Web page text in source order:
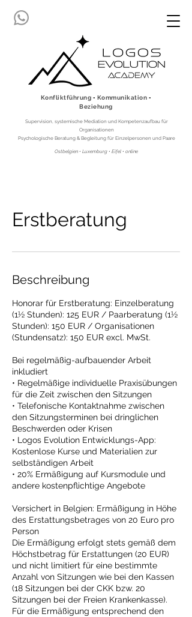
Ostbelgien • Luxemburg • Eifel • online
Konfliktführung ▪ Kommunikation ▪
Beziehung
Supervision, systemische Mediation und Kompetenzaufbau für
Organisationen
Psychologische Beratung & Begleitung für Einzelpersonen und Paare
Erstberatung
Beschreibung
Honorar für Erstberatung: Einzelberatung
(1½ Stunden): 125 EUR / Paarberatung (1½
Stunden): 150 EUR / Organisationen
(Stundensatz): 150 EUR excl. MwSt.
Bei regelmäßig-aufbauender Arbeit
inkludiert
• Regelmäßige individuelle Praxisübungen
für die Zeit zwischen den Sitzungen
• Telefonische Kontaktnahme zwischen
den Sitzungsterminen bei dringlichen
Beschwerden oder Krisen
• Logos Evolution Entwicklungs-App:
Kostenlose Kurse und Materialien zur
selbständigen Arbeit
• 20% Ermäßigung auf Kursmodule und
andere kostenpflichtige Angebote
Versichert in Belgien: Ermäßigung in Höhe
des Erstattungsbetrages von 20 Euro pro
Person
Die Ermäßigung erfolgt stets gemäß dem
Höchstbetrag für Erstattungen (20 EUR)
und nicht limitiert für eine bestimmte
Anzahl von Sitzungen wie bei den Kassen
(18 Sitzungen bei der CKK bzw. 20
Sitzungen bei der Freien Krankenkasse).
Für die Ermäßigung entsprechend den